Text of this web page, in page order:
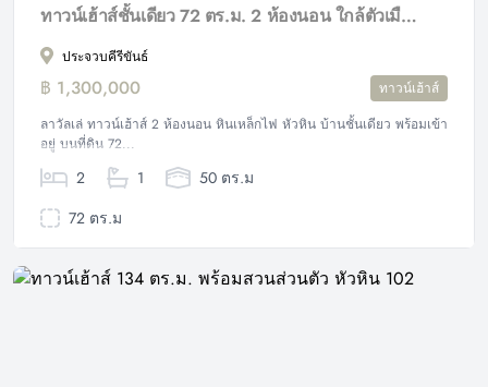
ทาวน์เฮ้าส์ชั้นเดียว 72 ตร.ม. 2 ห้องนอน ใกล้ตัวเมืองหัวหิน
ประจวบคีรีขันธ์
฿ 1,300,000
ทาวน์เฮ้าส์
ลาวัลเล่ ทาวน์เฮ้าส์ 2 ห้องนอน หินเหล็กไฟ หัวหิน บ้านชั้นเดียว พร้อมเข้า
อยู่ บนที่ดิน 72...
2 1
50 ตร.ม
72 ตร.ม